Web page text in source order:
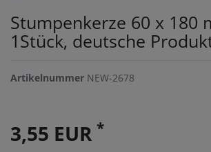
Stumpenkerze 60 x 180
1Stück, deutsche
Artikelnummer NEW-2678
3,55 EUR *